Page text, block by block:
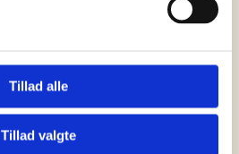
Tillad alle
Tillad valgte
virkelig person
robot - Dette
muliggør
Perma